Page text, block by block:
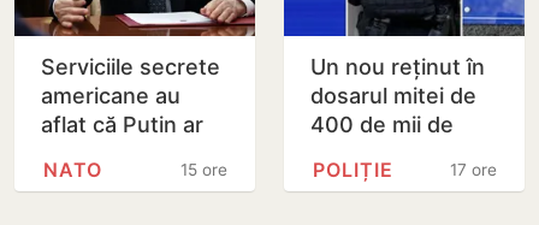
Serviciile secrete
americane au
aflat că Putin ar
cu un atac chiar în
15 ore
NATO
Un nou reținut în
dosarul mitei de
400 de mii de
facilitat transferul
17 ore
POLIȚIE